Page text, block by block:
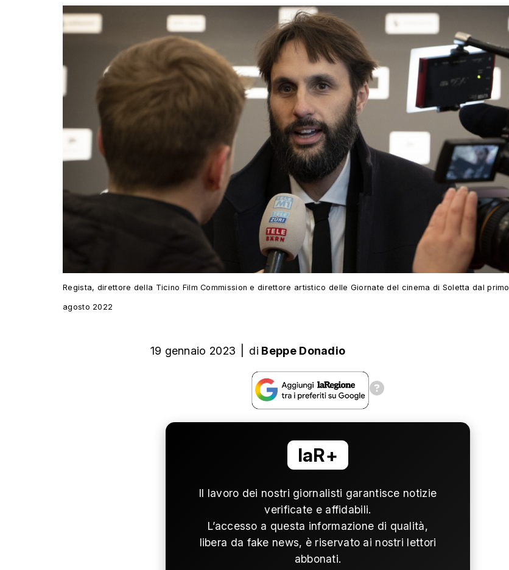
Regista, direttore della Ticino Film Commission e direttore artistico delle Giornate del cinema di Soletta dal primo
agosto 2022
19 gennaio 2023 di Beppe Donadio
laR+
Il lavoro dei nostri giornalisti garantisce notizie
verificate e affidabili.
L’accesso a questa informazione di qualità,
libera da fake news, è riservato ai nostri lettori
abbonati.